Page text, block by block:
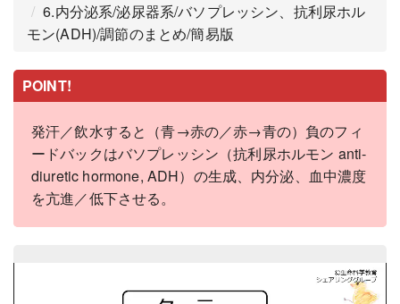
6.内分泌系/泌尿器系/バソプレッシン、抗利尿ホル
モン(ADH)/調節のまとめ/簡易版
POINT!
発汗／飲水すると（青→赤の／赤→青の）負のフィ
ードバックはバソプレッシン（抗利尿ホルモン anti-
diuretic hormone, ADH）の生成、内分泌、血中濃度
を亢進／低下させる。